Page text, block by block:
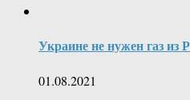
Украине не нужен газ из
01.08.2021